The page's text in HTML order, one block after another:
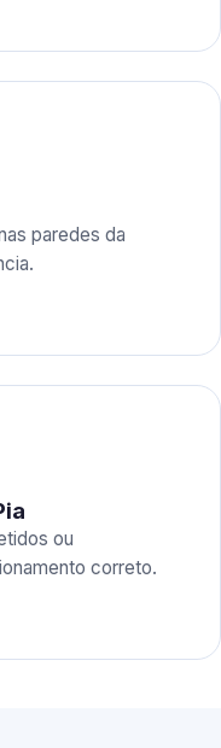
paredes da
ou
correto.